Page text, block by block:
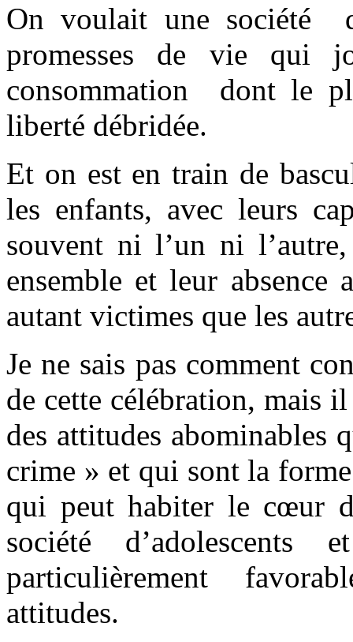
On voulait une société
promesses de vie qui
consommation dont le
liberté débridée.
Et on est en train de
les enfants, avec leurs
souvent ni l’un ni
ensemble et leur absence
autant victimes que les
Je ne sais pas comment
de cette célébration, mais
des attitudes abominables
crime » et qui sont la
qui peut habiter le cœur
société
particulièrement
attitudes.